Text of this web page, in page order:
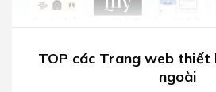
TOP các Trang web thiết
ngoài